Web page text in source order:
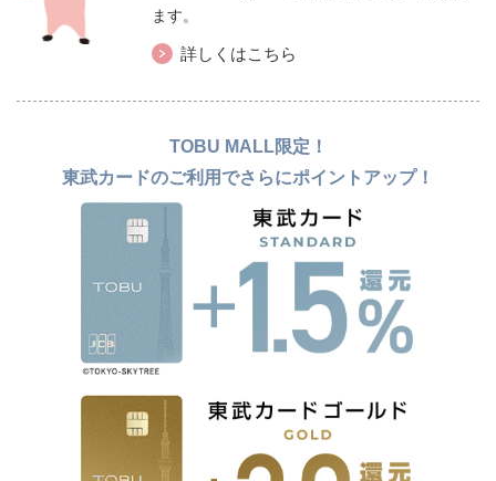
ます。
詳しくはこちら
TOBU MALL限定！
東武カードのご利用でさらにポイントアップ！